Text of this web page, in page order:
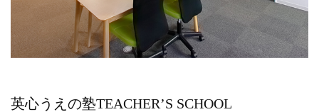
英心うえの塾TEACHER’S SCHOOL